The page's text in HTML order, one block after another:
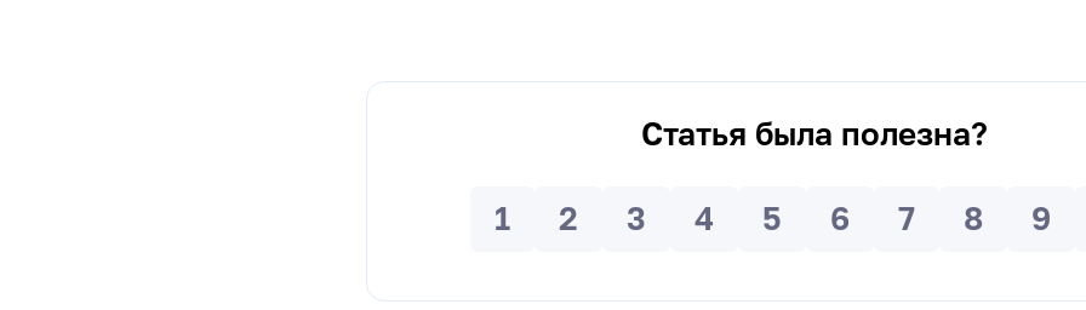
Статья была полезна?
9
8
7
6
5
4
3
2
1